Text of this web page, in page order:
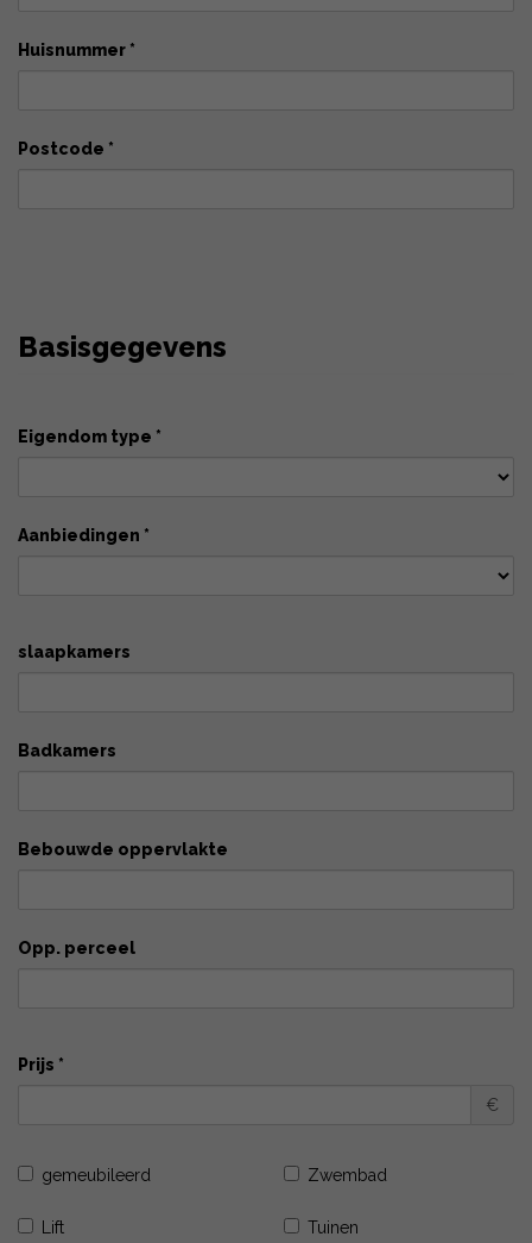
Huisnummer *
Postcode *
Basisgegevens
Eigendom type *
Aanbiedingen *
slaapkamers
Badkamers
Bebouwde oppervlakte
Opp. perceel
Prijs *
€
gemeubileerd Zwembad
Lift Tuinen